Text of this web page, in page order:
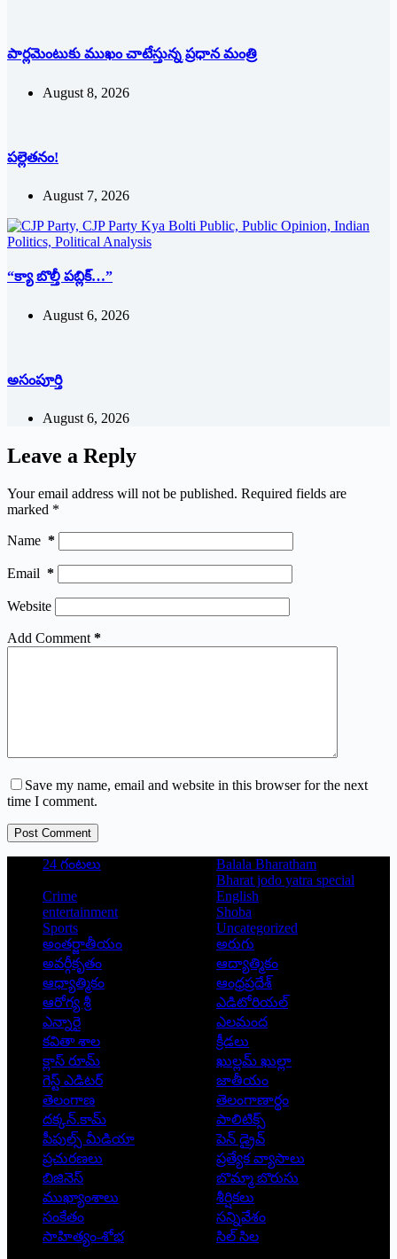
పార్లమెంటుకు ముఖం చాటేస్తున్న ప్రధాన మంత్రి
August 8, 2026
పల్లెతనం!
August 7, 2026
“క్యా బొల్తీ పబ్లిక్…”
August 6, 2026
అసంపూర్తి
August 6, 2026
Leave a Reply
Your email address will not be published. Required fields are
marked *
Name *
Email *
Website
Add Comment *
Save my name, email and website in this browser for the next
time I comment.
Post Comment
24 గంటలు
Balala Bharatham
Bharat jodo yatra special
Crime
English
entertainment
Shoba
Sports
Uncategorized
అంతర్జాతీయం
అరుగు
అవర్గీకృతం
ఆద్యాత్మికం
ఆధ్యాత్మికం
ఆంధ్రప్రదేశ్
ఆరోగ్య శ్రీ
ఎడిటోరియల్
ఎన్నారై
ఎలమంద
కవితా శాల
క్రీడలు
క్లాస్ రూమ్
ఖుల్లమ్ ఖుల్లా
గెస్ట్ ఎడిటర్
జాతీయం
తెలంగాణ
తెలంగాణార్థం
దక్కన్.కామ్
పాలిటిక్స్
పీపుల్స్ ‌మీడియా
పెన్ డ్రైవ్
ప్రచురణలు
ప్రత్యేక వ్యాసాలు
బిజినెస్
బొమ్మా బొరుసు
ముఖ్యాంశాలు
శీర్షికలు
సంకేతం
సన్నివేశం
సాహిత్యం-శోభ
సిల్ సిల